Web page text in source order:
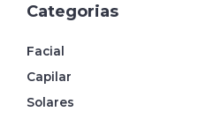
Categorias
Facial
Capilar
Solares